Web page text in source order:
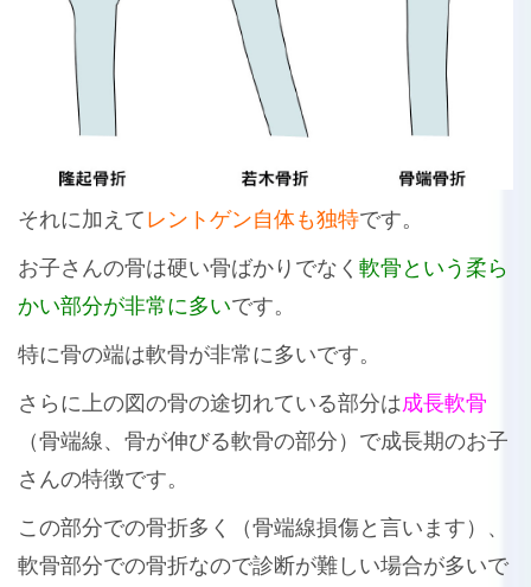
それに加えてレントゲン自体も独特です。
お子さんの骨は硬い骨ばかりでなく 軟骨という柔ら
かい部分が非常に多いです。
特に骨の端は軟骨が非常に多いです。
さらに上の図の骨の途切れている部分は成長軟骨
（骨端線、骨が伸びる軟骨の部分）で成長期のお子
さんの特徴です。
この部分での骨折多く（骨端線損傷と言います）、
軟骨部分での骨折なので診断が難しい場合が多いで